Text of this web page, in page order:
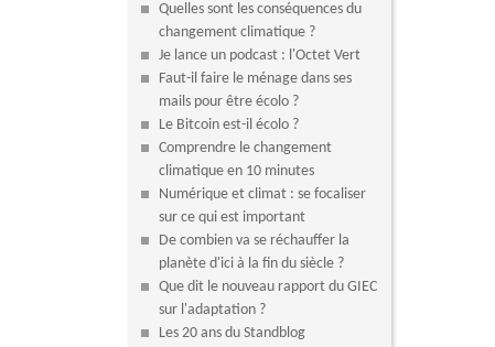
Quelles sont les conséquences du
changement climatique ?
Je lance un podcast : l'Octet Vert
Faut-il faire le ménage dans ses
mails pour être écolo ?
Le Bitcoin est-il écolo ?
Comprendre le changement
climatique en 10 minutes
Numérique et climat : se focaliser
sur ce qui est important
De combien va se réchauffer la
planète d'ici à la fin du siècle ?
Que dit le nouveau rapport du GIEC
sur l'adaptation ?
Les 20 ans du Standblog